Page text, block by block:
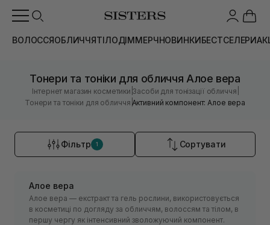
ВОЛОССЯОБЛИЧЧЯТІЛОДІММЕРЧНОВИНКИБЕСТСЕЛЕРИ
Тонери та тоніки для обличчя Алое вера
Інтернет магазин косметики |Засоби для тонізації обличчя
Тонери та тоніки для обличчя |Активний компонент: Алое вера
Фільтр 1 Сортувати
Алое вера
Алое вера — екстракт та гель рослини, використовується
в косметиці по догляду за обличчям, волоссям та тілом, в
першу чергу як інтенсивний зволожуючий компонент.